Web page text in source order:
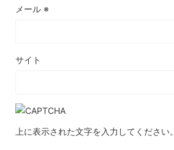
メール ※
サイト
上に表示された文字を入力してください。